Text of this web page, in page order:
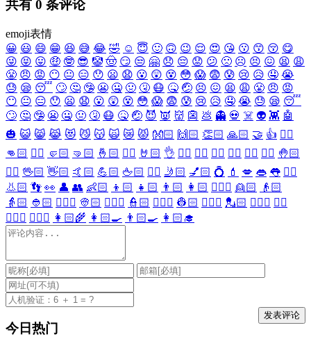
共有 0 条评论
emoji表情
😀 😃 😄 😁 😆 😅 😂 🤣 ☺️ 😇 🙂 🙃 😉 😌 😍 😘 😗 😙 😚 😋
😜 😝 😛 🤑 🤓 😎 🤡 🤠 😏 😒 🤗 😞 😔 😟 😕 🙁 ☹️ 😣 😖 😫 😩
😤 😠 😡 😶 😐 😑 😯 😦 😧 😮 😲 😵 😳 😱 😨 😰 😢 😥 🤤 😭
😓 😪 😴 🙄 🤔 🤥 😬 🤐 🤢 🤧 😷 🤒 🤕 😣 😖 😫 😩 😤 😠 😡
😶 😐 😑 😯 😦 😧 😮 😲 😵 😳 😱 😨 😰 😢 😥 🤤 😭 😓 😪 😴
🙄 🤔 🤥 😬 🤐 🤢 🤧 😷 🤒 🤕 😈 👿 👹 👺 💩 👻 💀 ☠️ 👽 👾 🤖
🎃 😺 😸 😹 😻 😼 😽 🙀 😿 😾 👐🏻 🙌🏻 👏🏻 🙏🏻 🤝 👍 👎🏻
👊🏻 ✊🏻 🤛🏻 🤜🏻 🤞🏻 ✌🏻 🤘🏻 👌 👈🏻 👉🏻 👆🏻 👇🏻 ☝🏻 ✋🏻 🤚🏻
🖐🏻 🖖🏻 👋🏻 🤙🏻 💪🏻 🖕🏻 ✍🏻 🤳🏻 💅🏻 💍 💄 💋 👄 👅 👂🏻
👃🏻 👣 👀 👤 👥 👶🏻 👦🏻 👧🏻 👨🏻 👩🏻 👱🏻‍♀️ 👱🏻
👴🏻
👵🏻 👲🏻 👳🏻‍♀️ 👳🏻 👮🏻‍♀️ 👮🏻 👷🏻‍♀️ 👷🏻 💂🏻‍♀️ 💂🏻 🕵🏻‍♀️ 🕵🏻
👩🏻‍⚕️ 👨🏻‍⚕️ 👩🏻‍🌾 👩🏻‍🍳 👨🏻‍🍳 👩🏻‍🎓
今日热门